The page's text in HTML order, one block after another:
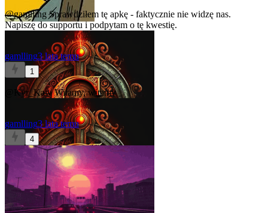
@gamlling Sprawdziłem tę apkę - faktycznie nie widzę nas.
Napiszę do supportu i podpytam o tę kwestię.
gamlling3 lata temu
1
@Kyr_KawWitamy, witamy
gamlling3 lata temu
4